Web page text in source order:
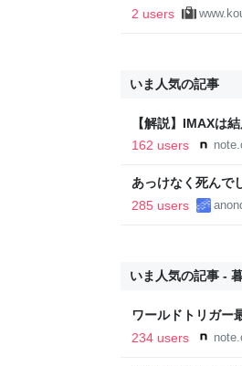
と文章研究に
2 users
いま人気の記事
【解説】IMAXは
か？｜Joshua
162 users
あっけなく死んで
285 users
いま人気の記事 -
ワールドトリガー
234 users